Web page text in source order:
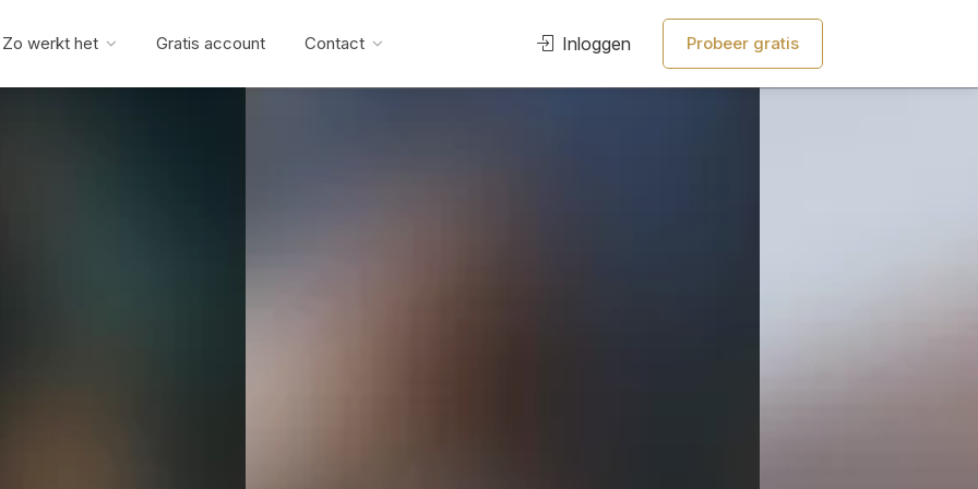
Zo werkt het Gratis account Contact Inloggen Probeer gratis